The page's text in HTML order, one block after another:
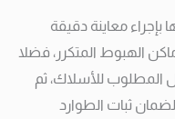
بإجراء معاينة دقيقة
الهبوط المتكرر، فضلا
المطلوب للأسلاك، ثم
ثبات الطوارد